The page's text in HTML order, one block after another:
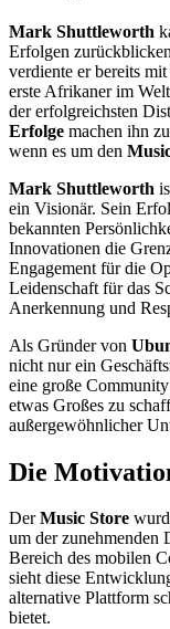
Mark Shuttleworth
Erfolgen
verdiente er bereits
erste Afrikaner im
der erfolgreichsten
Erfolge machen ihn
wenn es um den
Mark Shuttleworth
ein Visionär. Sein
bekannten
Innovationen die
Engagement für die
Leidenschaft für das
Anerkennung und
Als Gründer von
nicht nur ein
eine große
etwas Großes zu
außergewöhnlicher
Die
DerMusic Store
um der
Bereich des mobilen
sieht diese
alternative Plattform
bietet.